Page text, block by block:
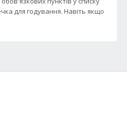
для годування. Навіть якщо